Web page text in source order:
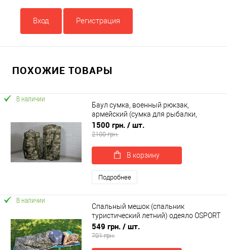
Вход Регистрация
ПОХОЖИЕ ТОВАРЫ
В наличии
Баул сумка, военный рюкзак,
армейский (сумка для рыбалки,
охоты, туризма) OSPORT малая 70
литров (ty-0023)
1500 грн. / шт.
2100 грн.
В корзину
Подробнее
В наличии
Спальный мешок (спальник
туристический летний) одеяло OSPORT
Лето Medium (FI-0046)
549 грн. / шт.
701 грн.